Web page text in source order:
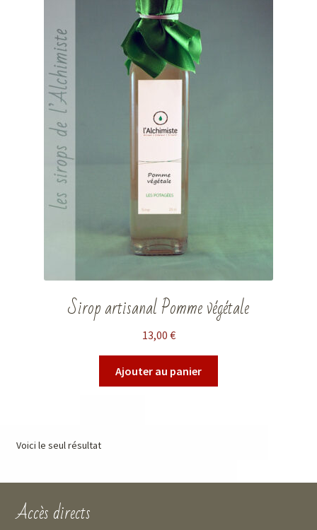
Sirop artisanal Pomme végétale
13,00 €
Ajouter au panier
Voici le seul résultat
Accès directs